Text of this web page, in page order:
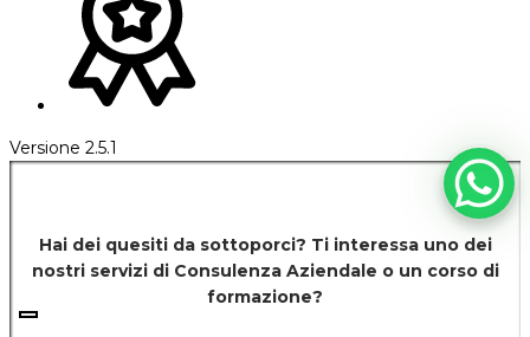
Versione 2.5.1
Hai dei quesiti da sottoporci? Ti interessa uno dei
nostri servizi di Consulenza Aziendale o un corso di
formazione?